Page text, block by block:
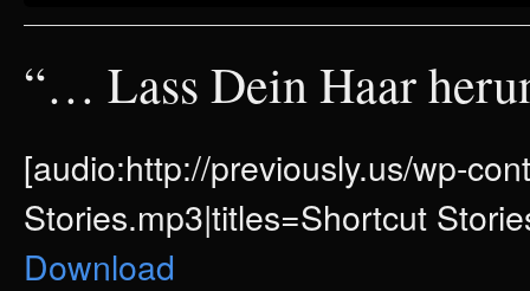
“… Lass Dein Haar
[audio:http://previously.us/wp-
Stories.mp3|titles=Shortcut
Download